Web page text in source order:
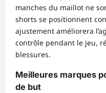
manches du maillot ne
shorts se positionnent
ajustement améliorera
contrôle pendant le jeu,
blessures.
Meilleures marques
de but